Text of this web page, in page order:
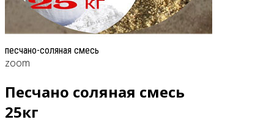
песчано-соляная смесь
zoom
Песчано соляная смесь
25кг